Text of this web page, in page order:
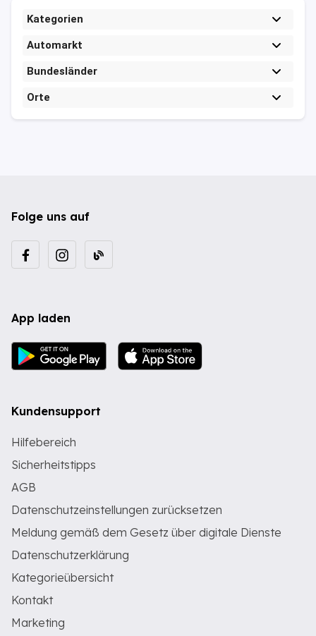
Kategorien
Automarkt
Bundesländer
Orte
Folge uns auf
App laden
Kundensupport
Hilfebereich
Sicherheitstipps
AGB
Datenschutzeinstellungen zurücksetzen
Meldung gemäß dem Gesetz über digitale Dienste
Datenschutzerklärung
Kategorieübersicht
Kontakt
Marketing